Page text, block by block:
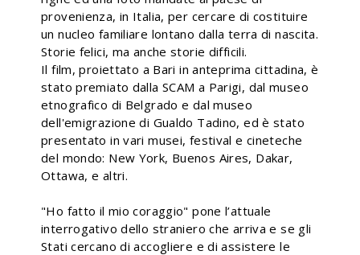
provenienza, in Italia, per cercare di costituire
un nucleo familiare lontano dalla terra di nascita.
Storie felici, ma anche storie difficili.
Il film, proiettato a Bari in anteprima cittadina, è
stato premiato dalla SCAM a Parigi, dal museo
etnografico di Belgrado e dal museo
dell'emigrazione di Gualdo Tadino, ed è stato
presentato in vari musei, festival e cineteche
del mondo: New York, Buenos Aires, Dakar,
Ottawa, e altri.
"Ho fatto il mio coraggio" pone l’attuale
interrogativo dello straniero che arriva e se gli
Stati cercano di accogliere e di assistere le